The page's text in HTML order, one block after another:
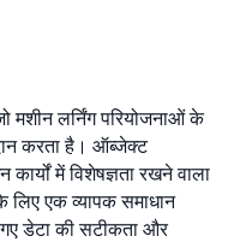
लर्निंग परियोजनाओं के
करता है। ऑब्जेक्ट
में विशेषज्ञता रखने वाला
एक व्यापक समाधान
डेटा की सटीकता और